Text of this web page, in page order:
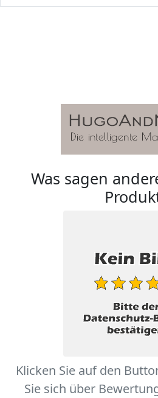
Was sagen
Klicken Sie auf den
Sie sich über